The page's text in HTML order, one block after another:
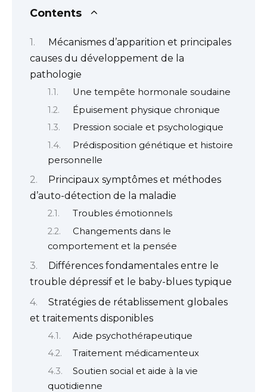
Contents
Mécanismes d’apparition et principales
causes du développement de la
pathologie
Une tempête hormonale soudaine
Épuisement physique chronique
Pression sociale et psychologique
Prédisposition génétique et histoire
personnelle
Principaux symptômes et méthodes
d’auto-détection de la maladie
Troubles émotionnels
Changements dans le
comportement et la pensée
Différences fondamentales entre le
trouble dépressif et le baby-blues typique
Stratégies de rétablissement globales
et traitements disponibles
Aide psychothérapeutique
Traitement médicamenteux
Soutien social et aide à la vie
quotidienne